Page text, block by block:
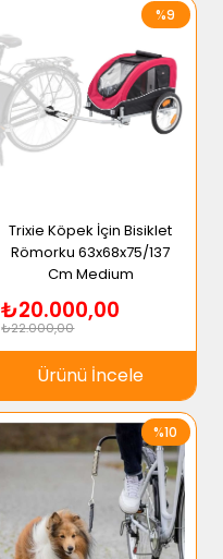
Trixie Köpek İçin Bisiklet
Römorku 63x68x75/137
Cm Medium
₺20.000,00
₺22.000,00
Ürünü İncele
%9
%10